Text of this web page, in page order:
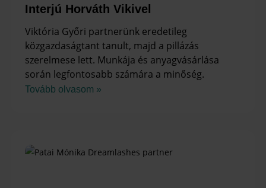
Interjú Horváth Vikivel
Viktória Győri partnerünk eredetileg
közgazdaságtant tanult, majd a pillázás
szerelmese lett. Munkája és anyagvásárlása
során legfontosabb számára a minőség.
Tovább olvasom »